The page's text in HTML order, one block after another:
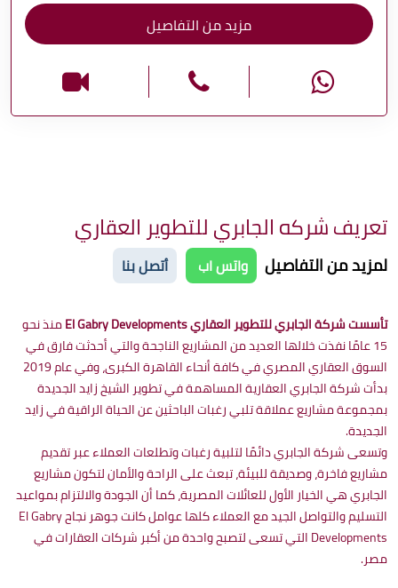
مزيد من التفاصيل
تعريف شركه الجابري للتطوير العقاري
لمزيد من التفاصيل واتس اب أتصل بنا
تأسست شركة الجابري للتطوير العقاري El Gabry Developments
منذ نحو
15 عامًا نفذت خلالها العديد من المشاريع الناجحة والتي أحدثت فارق في
السوق العقاري المصري في كافة أنحاء القاهرة الكبرى، وفي عام 2019
بدأت شركة الجابري العقارية المساهمة في تطوير الشيخ زايد الجديدة
بمجموعة مشاريع عملاقة تلبي رغبات الباحثين عن الحياة الراقية في زايد
الجديدة.
وتسعى شركة الجابري دائمًا لتلبية رغبات وتطلعات العملاء عبر تقديم
مشاريع فاخرة، وصديقة للبيئة، تبعث على الراحة والأمان لتكون مشاريع
الجابري هي الخيار الأول للعائلات المصرية، كما أن الجودة والالتزام بمواعيد
التسليم والتواصل الجيد مع العملاء كلها عوامل كانت جوهر نجاح El Gabry
Developments التي تسعى لتصبح واحدة من أكبر شركات العقارات في
مصر.